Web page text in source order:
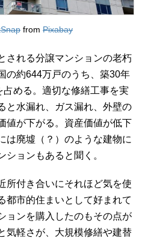
from Pixabay
れる分譲マンションの老朽
の約644万戸のうち、築30年
める。適切な修繕工事を実
と水漏れ、ガス漏れ、外壁の
値が下がる。資産価値が低下
は廃墟（？）のような建物に
ョンもあると聞く。
付き合いにそれほど気を使
都市的住まいとして好まれて
ョンを購入したのもその点が
気軽さが、大規模修繕や建替